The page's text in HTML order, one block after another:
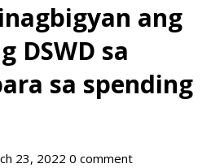
ang
DSWD sa
sa spending
23, 2022 0 comment